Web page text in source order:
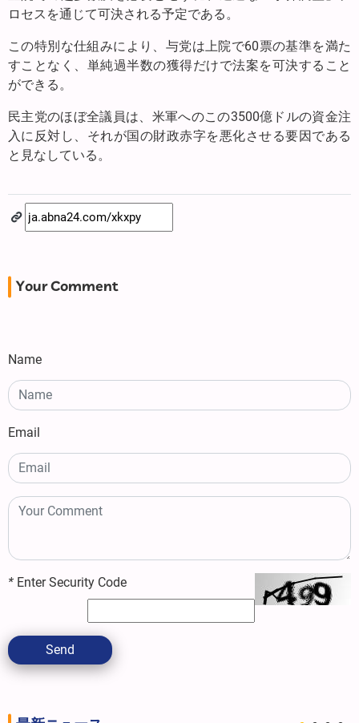
ロセスを通じて可決される予定である。
この特別な仕組みにより、与党は上院で60票の基準を満た
すことなく、単純過半数の獲得だけで法案を可決すること
ができる。
民主党のほぼ全議員は、米軍へのこの3500億ドルの資金注
入に反対し、それが国の財政赤字を悪化させる要因である
と見なしている。
Your Comment
Name
Email
* Enter Security Code
Send